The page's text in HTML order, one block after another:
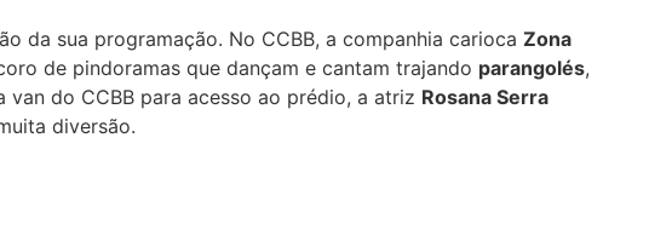
da sua programação. No CCBB, a companhia carioca Zona
de pindoramas que dançam e cantam trajando parangolés,
do CCBB para acesso ao prédio, a atriz Rosana Serra
diversão.